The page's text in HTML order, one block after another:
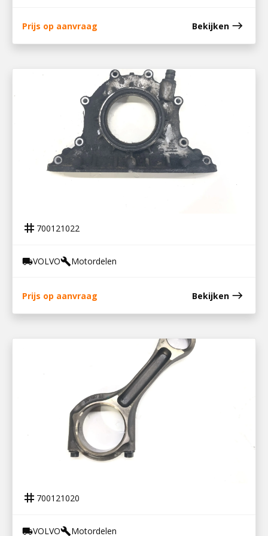
Prijs op aanvraag Bekijken east
tag 700121022
local_shippingVOLVObuildMotordelen
Prijs op aanvraag Bekijken east
700121020
tag 700121020
local_shippingVOLVObuildMotordelen